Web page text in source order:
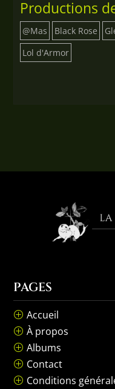
Productions
@Mas Black Rose
Lol d'Armor
PAGES
P Accueil
P À propos
P Albums
P Contact
P Conditions